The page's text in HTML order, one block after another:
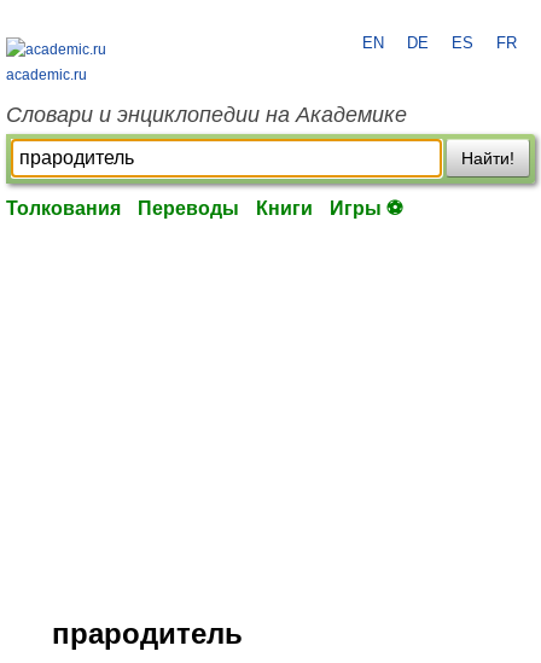
academic.ru
EN DE ES FR
Словари и энциклопедии на Академике
Найти!
Толкования Переводы Книги Игры ⚽
прародитель